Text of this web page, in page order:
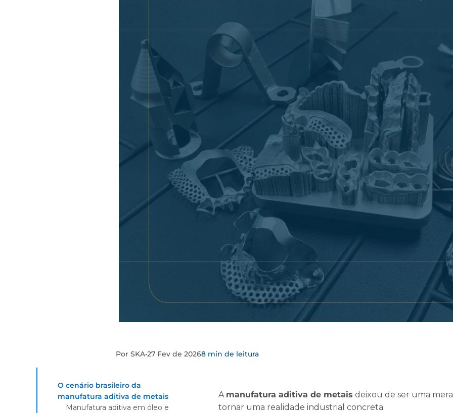
Por SKA•27 Fev de 20268 min de leitura
O cenário brasileiro da
manufatura aditiva de metais
Manufatura aditiva em óleo e
A manufatura aditiva de metais deixou de ser uma
tornar uma realidade industrial concreta.